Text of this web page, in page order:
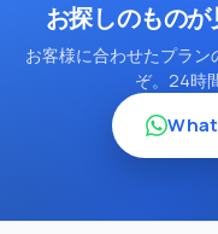
お探しのもの
お客様に合わせたプラ
ぞ。24時